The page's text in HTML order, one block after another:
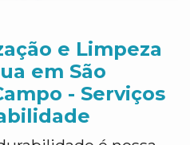
e Limpeza
em São
- Serviços